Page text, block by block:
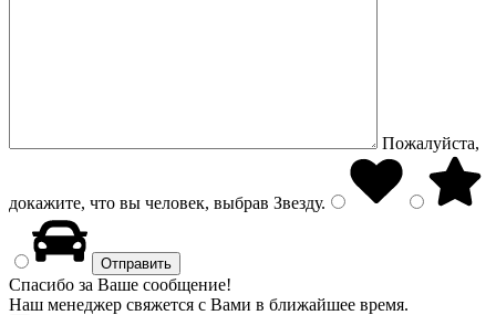
Пожалуйста,
докажите, что вы человек, выбрав Звезду.
Спасибо за Ваше сообщение!
Наш менеджер свяжется с Вами в ближайшее время.